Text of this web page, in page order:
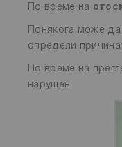
По време на
Понякога може
определи
По време на
нарушен.